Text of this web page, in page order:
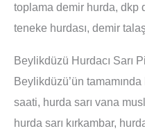
toplama demir hurda, dkp
teneke hurdası, demir
Beylikdüzü Hurdacı Sarı
Beylikdüzü’ün
saati, hurda sarı vana
hurda sarı kırkambar,